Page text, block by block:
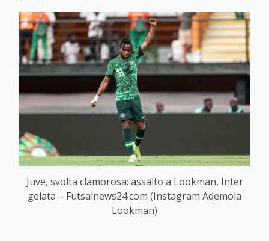
Juve, svolta clamorosa: assalto a Lookman, Inter
gelata – Futsalnews24.com (Instagram Ademola
Lookman)